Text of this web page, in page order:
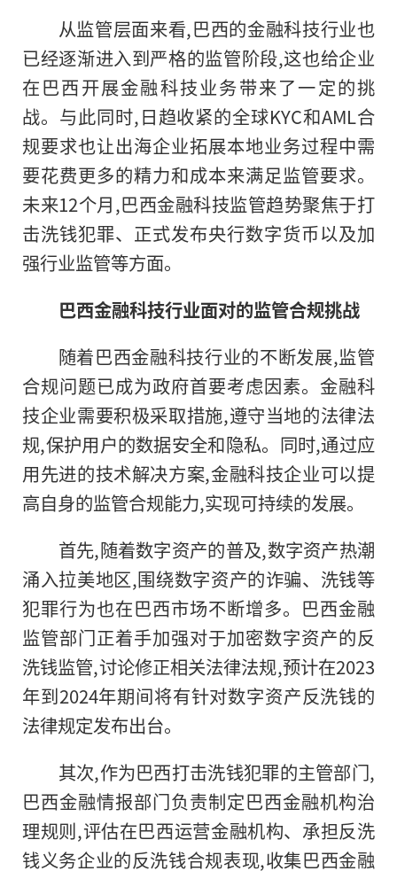
从监管层面来看,巴西的金融科技行业也
已经逐渐进入到严格的监管阶段,这也给企业
在巴西开展金融科技业务带来了一定的挑
战。与此同时,日趋收紧的全球KYC和AML合
规要求也让出海企业拓展本地业务过程中需
要花费更多的精力和成本来满足监管要求。
未来12个月,巴西金融科技监管趋势聚焦于打
击洗钱犯罪、正式发布央行数字货币以及加
强行业监管等方面。
巴西金融科技行业面对的监管合规挑战
随着巴西金融科技行业的不断发展,监管
合规问题已成为政府首要考虑因素。 金融科
技企业需要积极采取措施,遵守当地的法律法
规,保护用户的数据安全和隐私。同时,通过应
用先进的技术解决方案,金融科技企业可以提
高自身的监管合规能力,实现可持续的发展。
首先,随着数字资产的普及,数字资产热潮
涌入拉美地区,围绕数字资产的诈骗、洗钱等
犯罪行为也在巴西市场不断增多。巴西金融
监管部门正着手加强对于加密数字资产的反
洗钱监管,讨论修正相关法律法规,预计在2023
年到2024年期间将有针对数字资产反洗钱的
法律规定发布出台。
其次,作为巴西打击洗钱犯罪的主管部门,
巴西金融情报部门负责制定巴西金融机构治
理规则,评估在巴西运营金融机构、承担反洗
钱义务企业的反洗钱合规表现,收集巴西金融